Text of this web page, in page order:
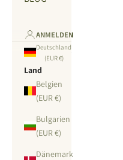
ANMELDEN
Deutschland
(EUR €)
Land
Belgien
(EUR €)
Bulgarien
(EUR €)
Dänemark